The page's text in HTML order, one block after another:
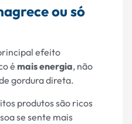
ou só
efeito
é mais energia, não
gordura direta.
produtos são ricos
se sente mais